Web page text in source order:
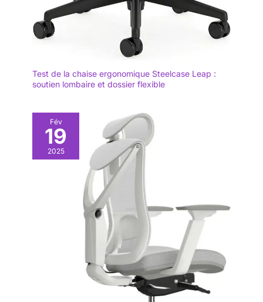
Test de la chaise ergonomique Steelcase Leap :
soutien lombaire et dossier flexible
Fév
19
2025